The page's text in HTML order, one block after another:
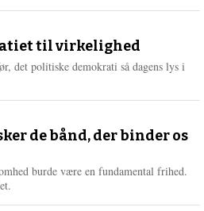
e
r
til virkelighed
det politiske demokrati så dagens lys i
de bånd, der binder os
burde være en fundamental frihed.